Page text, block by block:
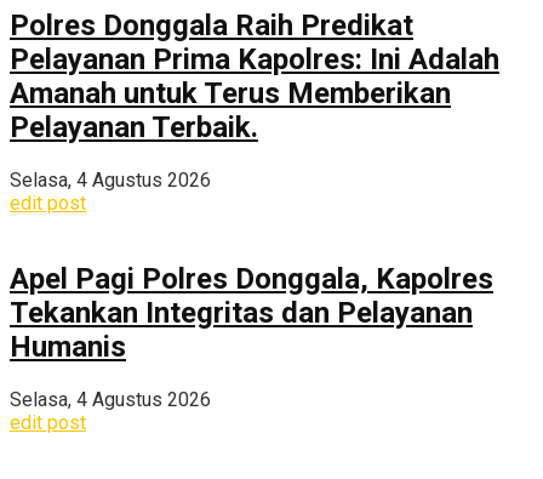
Polres Donggala Raih Predikat
Pelayanan Prima Kapolres: Ini Adalah
Amanah untuk Terus Memberikan
Pelayanan Terbaik.
Selasa, 4 Agustus 2026
edit post
Apel Pagi Polres Donggala, Kapolres
Tekankan Integritas dan Pelayanan
Humanis
Selasa, 4 Agustus 2026
edit post